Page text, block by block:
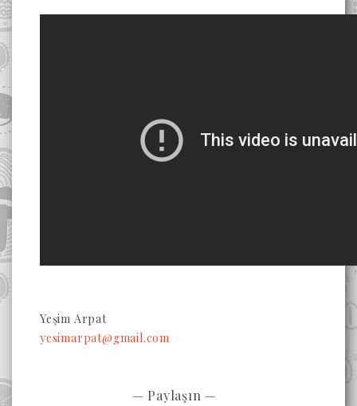
Yeşim Arpat
yesimarpat@gmail.com
— Paylaşın —